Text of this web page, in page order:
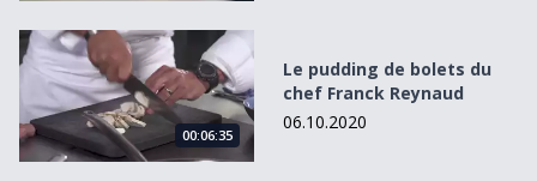
Le pudding de bolets du chef Franck Reynaud
00:06:35
Le pudding de bolets du
chef Franck Reynaud
06.10.2020